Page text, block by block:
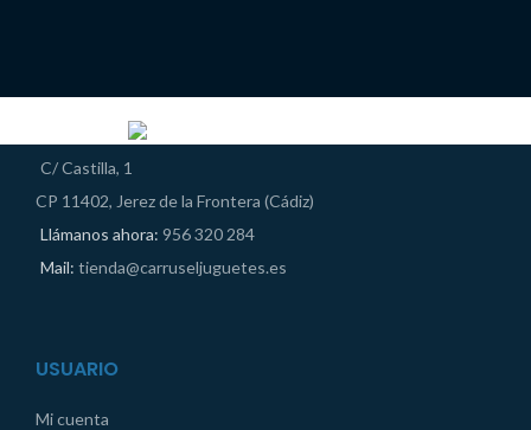
C/ Castilla, 1
CP 11402, Jerez de la Frontera (Cádiz)
Llámanos ahora: 956 320 284
Mail: tienda@carruseljuguetes.es
USUARIO
Mi cuenta